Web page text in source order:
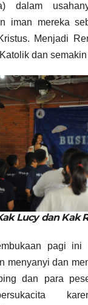
dalam
iman mereka
Menjadi
dan
Lucy dan Kak
pagi ini
menyanyi dan
dan para